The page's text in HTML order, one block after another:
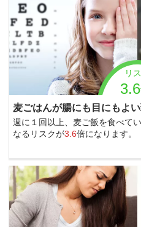
リ
麦ごはんが腸にも目にもよ
週に１回以上、麦ご飯を食べて
なるリスクが3.6倍になります。